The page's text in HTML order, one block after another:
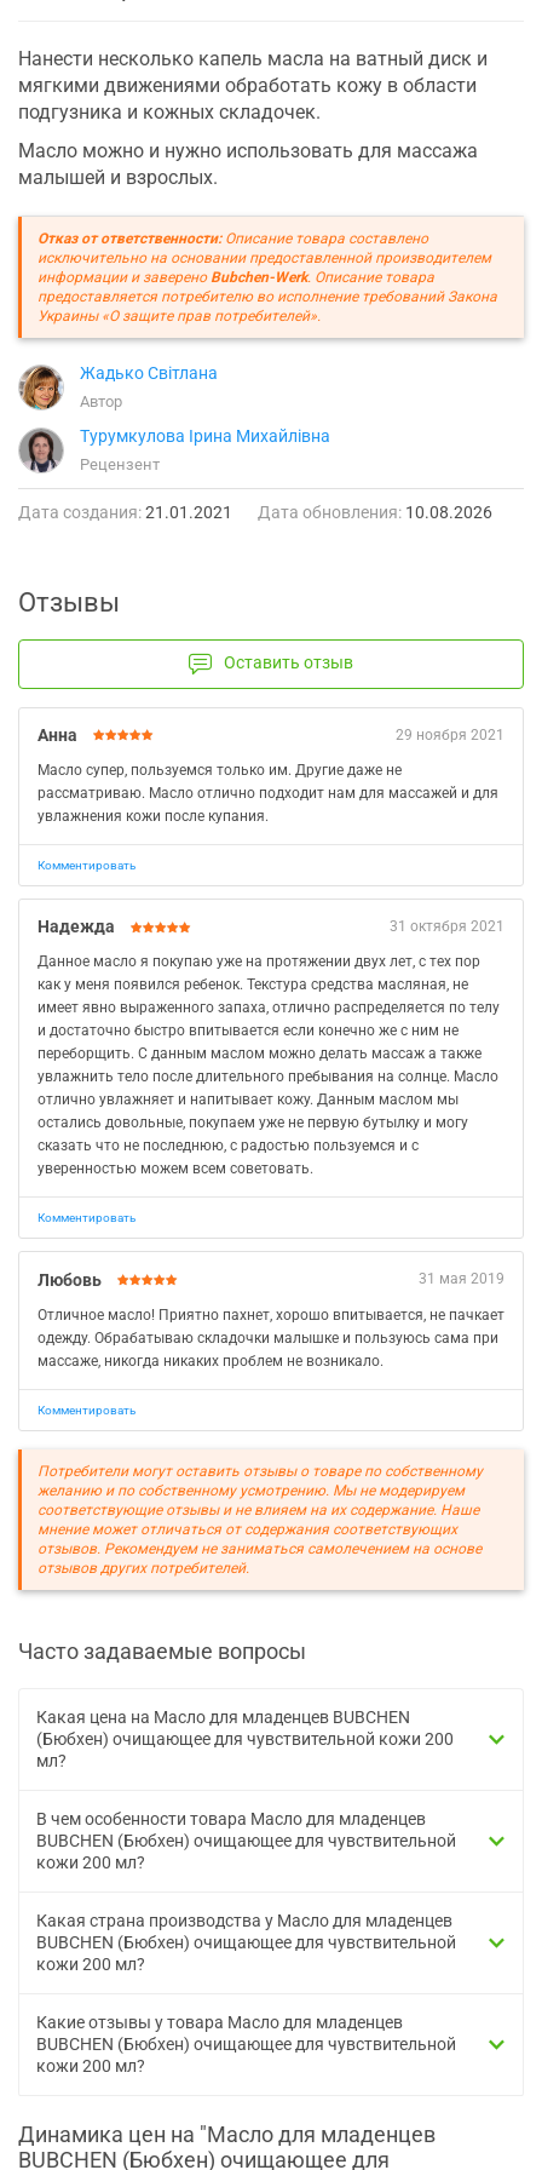
Нанести несколько капель масла на ватный диск и
мягкими движениями обработать кожу в области
подгузника и кожных складочек.
Масло можно и нужно использовать для массажа
малышей и взрослых.
Отказ от ответственности:Описание товара составлено
исключительно на основании предоставленной производителем
информации и заверено Bubchen-Werk. Описание товара
предоставляется потребителю во исполнение требований Закона
Украины «О защите прав потребителей».
Жадько Світлана
Автор
Турумкулова Ірина Михайлівна
Рецензент
Дата создания:21.01.2021 Дата обновления: 10.08.2026
Отзывы
Оставить отзыв
29 ноября 2021
Анна
Масло супер, пользуемся только им. Другие даже не
рассматриваю. Масло отлично подходит нам для массажей и для
увлажнения кожи после купания.
Комментировать
31 октября 2021
Надежда
Данное масло я покупаю уже на протяжении двух лет, с тех пор
как у меня появился ребенок. Текстура средства масляная, не
имеет явно выраженного запаха, отлично распределяется по телу
и достаточно быстро впитывается если конечно же с ним не
переборщить. С данным маслом можно делать массаж а также
увлажнить тело после длительного пребывания на солнце. Масло
отлично увлажняет и напитывает кожу. Данным маслом мы
остались довольные, покупаем уже не первую бутылку и могу
сказать что не последнюю, с радостью пользуемся и с
уверенностью можем всем советовать.
Комментировать
31 мая 2019
Любовь
Отличное масло! Приятно пахнет, хорошо впитывается, не пачкает
одежду. Обрабатываю складочки малышке и пользуюсь сама при
массаже, никогда никаких проблем не возникало.
Комментировать
Потребители могут оставить отзывы о товаре по собственному
желанию и по собственному усмотрению. Мы не модерируем
соответствующие отзывы и не влияем на их содержание. Наше
мнение может отличаться от содержания соответствующих
отзывов. Рекомендуем не заниматься самолечением на основе
отзывов других потребителей.
Часто задаваемые вопросы
Какая цена на Масло для младенцев BUBCHEN
(Бюбхен) очищающее для чувствительной кожи 200
мл?
В чем особенности товара Масло для младенцев
BUBCHEN (Бюбхен) очищающее для чувствительной
кожи 200 мл?
Какая страна производства у Масло для младенцев
BUBCHEN (Бюбхен) очищающее для чувствительной
кожи 200 мл?
Какие отзывы у товара Масло для младенцев
BUBCHEN (Бюбхен) очищающее для чувствительной
кожи 200 мл?
Динамика цен на "Масло для младенцев
BUBCHEN (Бюбхен) очищающее для